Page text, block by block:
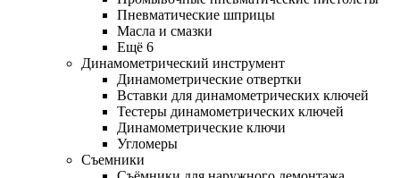
Пневматические шприцы
Масла и смазки
Ещё 6
Динамометрический инструмент
Динамометрические отвертки
Вставки для динамометрических ключей
Тестеры динамометрических ключей
Динамометрические ключи
Угломеры
Съемники